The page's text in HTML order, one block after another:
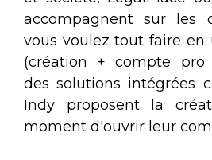
accompagnent sur les
vous voulez tout faire en
(création + compte pro
des solutions intégrées
Indy proposent la
moment d'ouvrir leur